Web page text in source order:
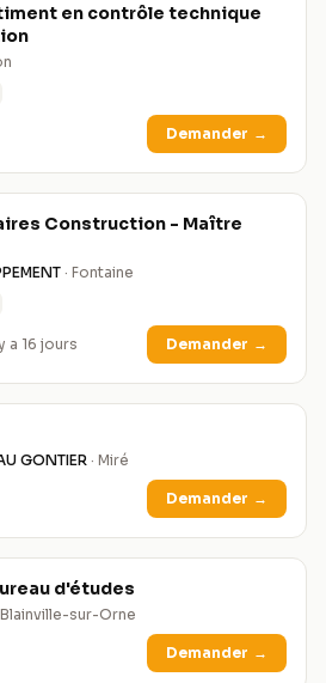
en contrôle technique
Demander →
Construction - Maître
· Fontaine
a 16 jours Demander →
GONTIER · Miré
Demander →
d'études
Blainville-sur-Orne
Demander →